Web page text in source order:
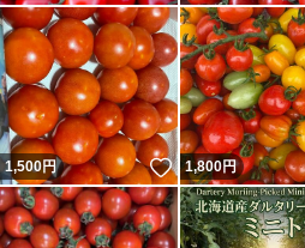
1,500円 いいね！
1,800円